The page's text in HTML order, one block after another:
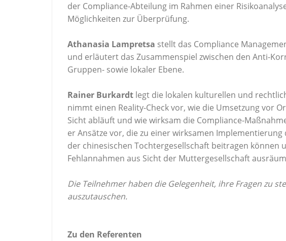
der Compliance-Abteilung im Rahmen einer
Möglichkeiten zur Überprüfung.
Athanasia Lampretsa stellt das Compliance
und erläutert das Zusammenspiel zwischen den Anti-
Gruppen- sowie lokaler Ebene.
Rainer Burkardt legt die lokalen kulturellen und
nimmt einen Reality-Check vor, wie die Umsetzung vor
Sicht abläuft und wie wirksam die Compliance-
er Ansätze vor, die zu einer wirksamen
der chinesischen Tochtergesellschaft beitragen können
Fehlannahmen aus Sicht der Muttergesellschaft
Die Teilnehmer haben die Gelegenheit, ihre Fragen zu
auszutauschen.
Zu den Referenten